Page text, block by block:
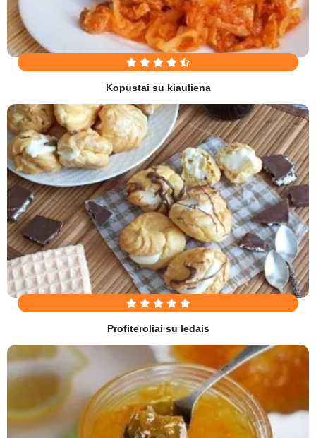
Kopūstai su kiauliena
Profiteroliai su ledais